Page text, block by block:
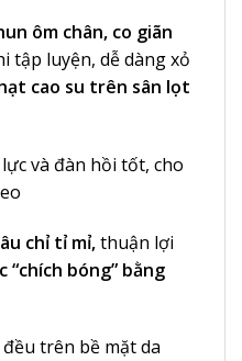
ôm chân, co giãn
tập luyện, dễ dàng xỏ
cao su trên sân lọt
và đàn hồi tốt, cho
chỉ tỉ mỉ,thuận lợi
“chích bóng” bằng
trên bề mặt da